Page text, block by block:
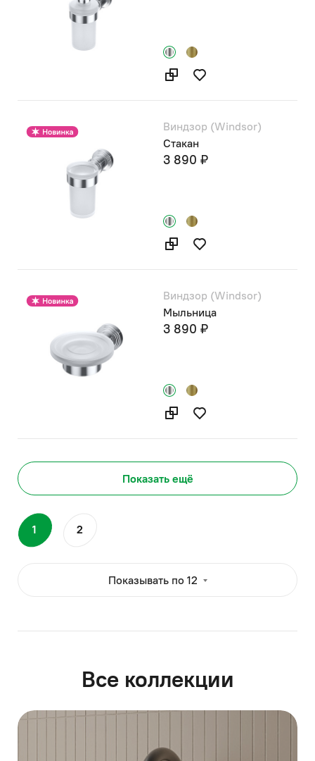
Виндзор (Windsor)
Стакан
3 890 ₽
Виндзор (Windsor)
Мыльница
3 890 ₽
Показать ещё
1 2
Показывать по 12
Все коллекции